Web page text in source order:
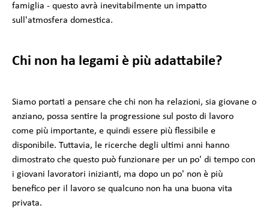
famiglia - questo avrà inevitabilmente un impatto
sull'atmosfera domestica.
Chi non ha legami è più adattabile?
Siamo portati a pensare che chi non ha relazioni, sia giovane o
anziano, possa sentire la progressione sul posto di lavoro
come più importante, e quindi essere più flessibile e
disponibile. Tuttavia, le ricerche degli ultimi anni hanno
dimostrato che questo può funzionare per un po' di tempo con
i giovani lavoratori inizianti, ma dopo un po' non è più
benefico per il lavoro se qualcuno non ha una buona vita
privata.